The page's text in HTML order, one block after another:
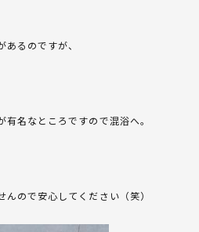
るのですが、
名なところですので混浴へ。
ので安心してください（笑）